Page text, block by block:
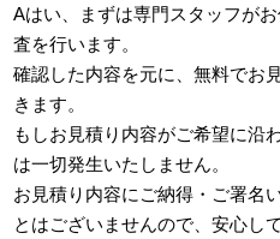
Aはい、まずは専門スタッフが
査を行います。
確認した内容を元に、無料でお
きます。
もしお見積り内容がご希望に沿
は一切発生いたしません。
お見積り内容にご納得・ご署名
とはございませんので、安心し